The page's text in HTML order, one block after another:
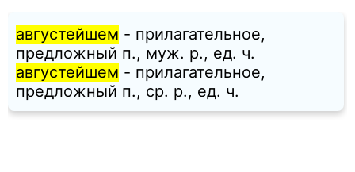
августейшем - прилагательное,
предложный п., муж. p., ед. ч.
августейшем - прилагательное,
предложный п., ср. p., ед. ч.